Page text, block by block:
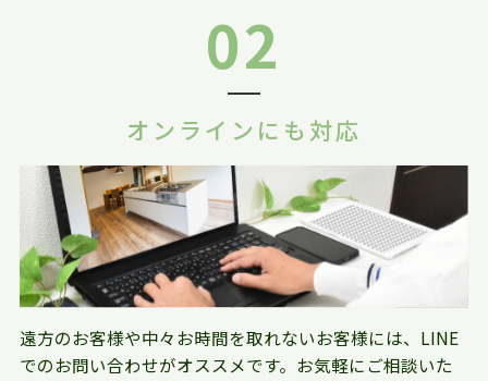
02
オンラインにも対応
遠方のお客様や中々お時間を取れないお客様には、LINE
でのお問い合わせがオススメです。お気軽にご相談いた